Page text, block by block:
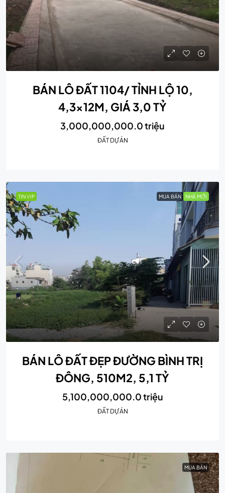
BÁN LÔ ĐẤT 1104/ TỈNH LỘ 10,
4,3x12M, GIÁ 3,0 TỶ
3,000,000,000.0 triệu
ĐẤT DỰ ÁN
TIN VIP MUA BÁN NHÀ MỚI
BÁN LÔ ĐẤT ĐẸP ĐƯỜNG BÌNH TRỊ
ĐÔNG, 510M2, 5,1 TỶ
5,100,000,000.0 triệu
ĐẤT DỰ ÁN
MUA BÁN